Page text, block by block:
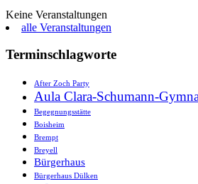
Keine Veranstaltungen
alle Veranstaltungen
Terminschlagworte
After Zoch Party
Aula Clara-Schumann-
Begegnungsstätte
Boisheim
Brempt
Breyell
Bürgerhaus
Bürgerhaus Dülken